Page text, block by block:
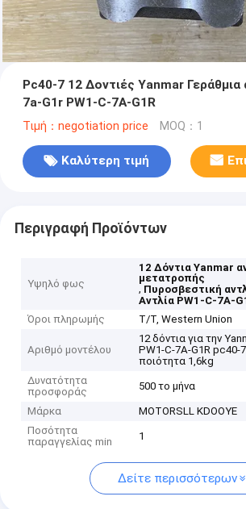
Pc40-7 12 Δοντιές Yanmar Γεράθμια
7a-G1r PW1-C-7A-G1R
Τιμή：negotiation price MOQ：1
Καλύτερη τιμή
Περιγραφή Προϊόντων
Υψηλό φως
12 Δόντια Yanmar
μετατροπής
, Πυροσβεστική
Αντλία PW1-C-7A-
Όροι πληρωμής
T/T, Western Union
Αριθμό μοντέλου
12 δόντια για την
PW1-C-7A-G1R pc40-
ποιότητα 1,6kg
Δυνατότητα
προσφοράς
500 το μήνα
Μάρκα
MOTORSLL KDOOYE
Ποσότητα
παραγγελίας min
1
Δείτε περισσότερων